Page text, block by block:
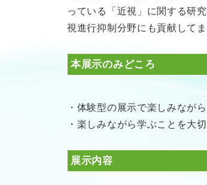
っている「近視」に関する研
視進行抑制分野にも貢献してま
本展示のみどころ
・体験型の展示で楽しみなが
・楽しみながら学ぶことを大
展示内容